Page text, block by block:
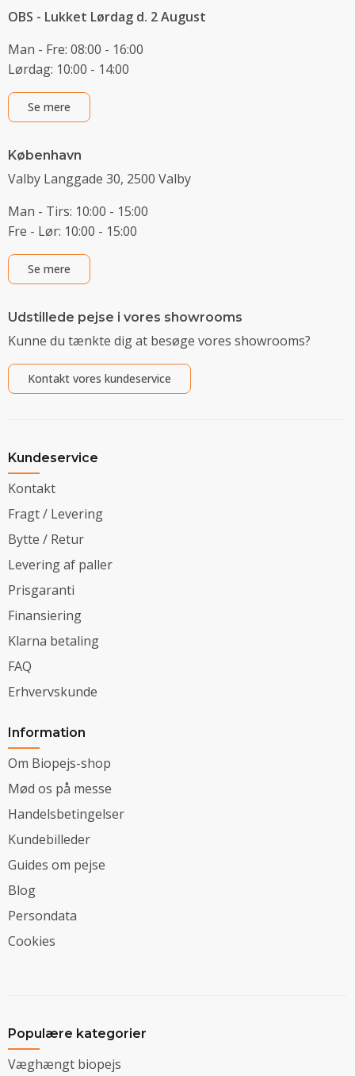
OBS - Lukket Lørdag d. 2 August
Man - Fre: 08:00 - 16:00
Lørdag: 10:00 - 14:00
Se mere
København
Valby Langgade 30, 2500 Valby
Man - Tirs: 10:00 - 15:00
Fre - Lør: 10:00 - 15:00
Se mere
Udstillede pejse i vores showrooms
Kunne du tænkte dig at besøge vores showrooms?
Kontakt vores kundeservice
Kundeservice
Kontakt
Fragt / Levering
Bytte / Retur
Levering af paller
Prisgaranti
Finansiering
Klarna betaling
FAQ
Erhvervskunde
Information
Om Biopejs-shop
Mød os på messe
Handelsbetingelser
Kundebilleder
Guides om pejse
Blog
Persondata
Cookies
Populære kategorier
Væghængt biopejs